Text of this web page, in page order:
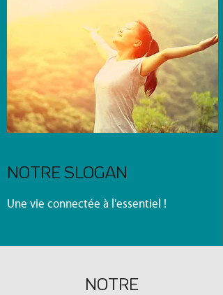
NOTRE SLOGAN
Une vie connectée à l'essentiel !
NOTRE